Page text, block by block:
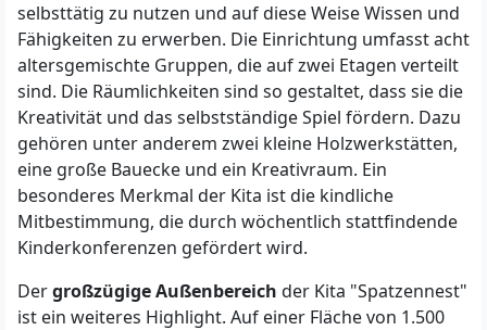
selbsttätig zu nutzen und auf diese Weise Wissen und
Fähigkeiten zu erwerben. Die Einrichtung umfasst acht
altersgemischte Gruppen, die auf zwei Etagen verteilt
sind. Die Räumlichkeiten sind so gestaltet, dass sie die
Kreativität und das selbstständige Spiel fördern. Dazu
gehören unter anderem zwei kleine Holzwerkstätten,
eine große Bauecke und ein Kreativraum. Ein
besonderes Merkmal der Kita ist die kindliche
Mitbestimmung, die durch wöchentlich stattfindende
Kinderkonferenzen gefördert wird.
Dergroßzügige Außenbereich der Kita "Spatzennest"
ist ein weiteres Highlight. Auf einer Fläche von 1.500